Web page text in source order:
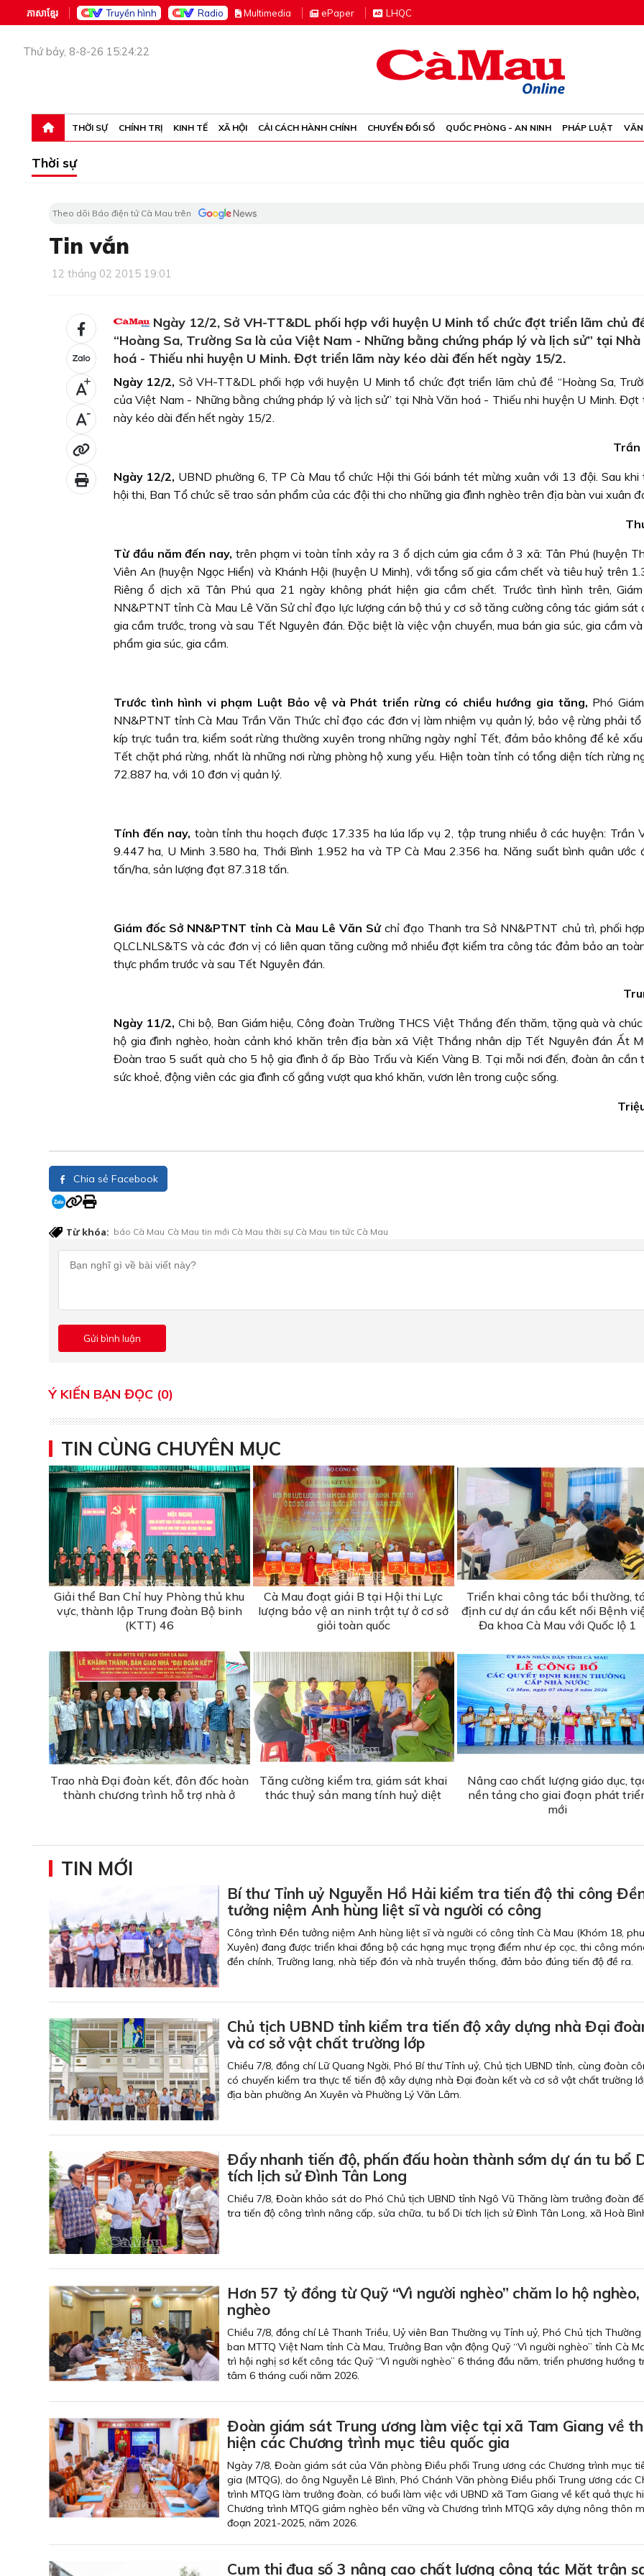
ភាសាខ្មែរ Truyền hình Radio Multimedia ePaper LHQC
Thứ bảy, 8-8-26 15:24:22
THỜI SỰ CHÍNH TRỊ KINH TẾ XÃ HỘI CẢI CÁCH HÀNH CHÍNH CHUYỂN ĐỔI SỐ QUỐC PHÒNG - AN NINH PHÁP LUẬT
Thời sự
Theo dõi Báo điện tử Cà Mau trên
Tin vắn
12 tháng 02 2015 19:01
+
-
Ngày 12/2, Sở VH-TT&DL phối hợp với huyện U Minh tổ chức đợt triển lãm chủ
“Hoàng Sa, Trường Sa là của Việt Nam - Những bằng chứng pháp lý và lịch sử” tại Nhà
hoá - Thiếu nhi huyện U Minh. Đợt triển lãm này kéo dài đến hết ngày 15/2.
Ngày 12/2, Sở VH-TT&DL phối hợp với huyện U Minh tổ chức đợt triển lãm chủ đề “Hoàng Sa,
của Việt Nam - Những bằng chứng pháp lý và lịch sử” tại Nhà Văn hoá - Thiếu nhi huyện U Minh. Đợt
này kéo dài đến hết ngày 15/2.
Trần
Ngày 12/2, UBND phường 6, TP Cà Mau tổ chức Hội thi Gói bánh tét mừng xuân với 13 đội. Sau
hội thi, Ban Tổ chức sẽ trao sản phẩm của các đội thi cho những gia đình nghèo trên địa bàn vui xuân
Từ đầu năm đến nay, trên phạm vi toàn tỉnh xảy ra 3 ổ dịch cúm gia cầm ở 3 xã: Tân Phú (huyện
Viên An (huyện Ngọc Hiển) và Khánh Hội (huyện U Minh), với tổng số gia cầm chết và tiêu huỷ trên
Riêng ổ dịch xã Tân Phú qua 21 ngày không phát hiện gia cầm chết. Trước tình hình trên,
NN&PTNT tỉnh Cà Mau Lê Văn Sử chỉ đạo lực lượng cán bộ thú y cơ sở tăng cường công tác giám sát
gia cầm trước, trong và sau Tết Nguyên đán. Đặc biệt là việc vận chuyển, mua bán gia súc, gia cầm
phẩm gia súc, gia cầm.
Trước tình hình vi phạm Luật Bảo vệ và Phát triển rừng có chiều hướng gia tăng, Phó
NN&PTNT tỉnh Cà Mau Trần Văn Thức chỉ đạo các đơn vị làm nhiệm vụ quản lý, bảo vệ rừng phải tổ
kíp trực tuần tra, kiểm soát rừng thường xuyên trong những ngày nghỉ Tết, đảm bảo không để kẻ
Tết chặt phá rừng, nhất là những nơi rừng phòng hộ xung yếu. Hiện toàn tỉnh có tổng diện tích rừng
72.887 ha, với 10 đơn vị quản lý.
Tính đến nay, toàn tỉnh thu hoạch được 17.335 ha lúa lấp vụ 2, tập trung nhiều ở các huyện: Trần
9.447 ha, U Minh 3.580 ha, Thới Bình 1.952 ha và TP Cà Mau 2.356 ha. Năng suất bình quân ước
tấn/ha, sản lượng đạt 87.318 tấn.
Giám đốc Sở NN&PTNT tỉnh Cà Mau Lê Văn Sửchỉ đạo Thanh tra Sở NN&PTNT chủ trì, phối
QLCLNLS&TS và các đơn vị có liên quan tăng cường mở nhiều đợt kiểm tra công tác đảm bảo an
thực phẩm trước và sau Tết Nguyên đán.
Ngày 11/2, Chi bộ, Ban Giám hiệu, Công đoàn Trường THCS Việt Thắng đến thăm, tặng quà và
hộ gia đình nghèo, hoàn cảnh khó khăn trên địa bàn xã Việt Thắng nhân dịp Tết Nguyên đán Ất
Đoàn trao 5 suất quà cho 5 hộ gia đình ở ấp Bào Trấu và Kiến Vàng B. Tại mỗi nơi đến, đoàn ân cần
sức khoẻ, động viên các gia đình cố gắng vượt qua khó khăn, vươn lên trong cuộc sống.
Chia sẻ Facebook
Từ khóa: báo Cà Mau Cà Mau tin mới Cà Mau thời sự Cà Mau tin tức Cà Mau
Ý KIẾN BẠN ĐỌC (0)
TIN CÙNG CHUYÊN MỤC
Giải thể Ban Chỉ huy Phòng thủ khu
vực, thành lập Trung đoàn Bộ binh
(KTT) 46
Cà Mau đoạt giải B tại Hội thi Lực
lượng bảo vệ an ninh trật tự ở cơ sở
giỏi toàn quốc
Triển khai công tác bồi thường,
định cư dự án cầu kết nối Bệnh
Đa khoa Cà Mau với Quốc lộ 1
Trao nhà Đại đoàn kết, đôn đốc hoàn
thành chương trình hỗ trợ nhà ở
Tăng cường kiểm tra, giám sát khai
thác thuỷ sản mang tính huỷ diệt
Nâng cao chất lượng giáo dục,
nền tảng cho giai đoạn phát
mới
TIN MỚI
Bí thư Tỉnh uỷ Nguyễn Hồ Hải kiểm tra tiến độ thi công
tưởng niệm Anh hùng liệt sĩ và người có công
Công trình Đền tưởng niệm Anh hùng liệt sĩ và người có công tỉnh Cà Mau (Khóm 18,
Xuyên) đang được triển khai đồng bộ các hạng mục trọng điểm như ép cọc, thi công
đền chính, Trường lang, nhà tiếp đón và nhà truyền thống, đảm bảo đúng tiến độ đề ra.
Chủ tịch UBND tỉnh kiểm tra tiến độ xây dựng nhà Đại
và cơ sở vật chất trường lớp
Chiều 7/8, đồng chí Lữ Quang Ngời, Phó Bí thư Tỉnh uỷ, Chủ tịch UBND tỉnh, cùng đoàn
có chuyến kiểm tra thực tế tiến độ xây dựng nhà Đại đoàn kết và cơ sở vật chất trường
địa bàn phường An Xuyên và Phường Lý Văn Lâm.
Đẩy nhanh tiến độ, phấn đấu hoàn thành sớm dự án tu bổ
tích lịch sử Đình Tân Long
Chiều 7/8, Đoàn khảo sát do Phó Chủ tịch UBND tỉnh Ngô Vũ Thăng làm trưởng đoàn
tra tiến độ công trình nâng cấp, sửa chữa, tu bổ Di tích lịch sử Đình Tân Long, xã Hoà
Hơn 57 tỷ đồng từ Quỹ “Vì người nghèo” chăm lo hộ nghèo,
nghèo
Chiều 7/8, đồng chí Lê Thanh Triều, Uỷ viên Ban Thường vụ Tỉnh uỷ, Phó Chủ tịch
ban MTTQ Việt Nam tỉnh Cà Mau, Trưởng Ban vận động Quỹ “Vì người nghèo” tỉnh Cà
trì hội nghị sơ kết công tác Quỹ “Vì người nghèo” 6 tháng đầu năm, triển phương hướng
tâm 6 tháng cuối năm 2026.
Đoàn giám sát Trung ương làm việc tại xã Tam Giang về
hiện các Chương trình mục tiêu quốc gia
Ngày 7/8, Đoàn giám sát của Văn phòng Điều phối Trung ương các Chương trình mục
gia (MTQG), do ông Nguyễn Lê Bình, Phó Chánh Văn phòng Điều phối Trung ương các
trình MTQG làm trưởng đoàn, có buổi làm việc với UBND xã Tam Giang về kết quả thực
Chương trình MTQG giảm nghèo bền vững và Chương trình MTQG xây dựng nông thôn
đoạn 2021-2025, năm 2026.
Cụm thi đua số 3 nâng cao chất lượng công tác Mặt trận